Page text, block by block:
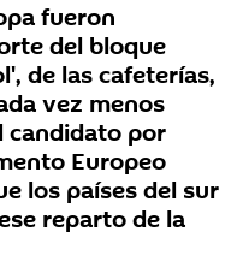
fueron
del bloque
de las cafeterías,
vez menos
candidato por
Europeo
los países del sur
reparto de la